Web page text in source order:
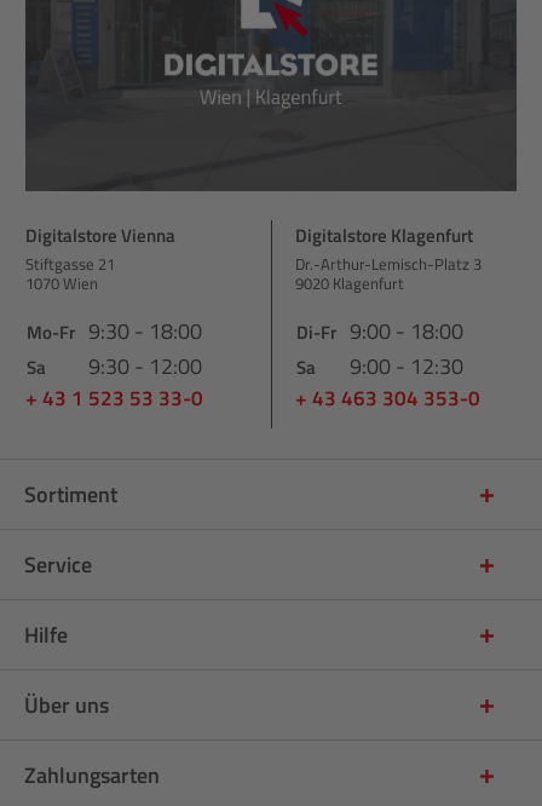
Digitalstore Vienna
Stiftgasse 21
1070 Wien
Mo-Fr 9:30 - 18:00
Sa 9:30 - 12:00
+ 43 1 523 53 33-0
Digitalstore Klagenfurt
Dr.-Arthur-Lemisch-Platz 3
9020 Klagenfurt
Di-Fr 9:00 - 18:00
Sa 9:00 - 12:30
+ 43 463 304 353-0
Sortiment
Service
Hilfe
Über uns
Zahlungsarten